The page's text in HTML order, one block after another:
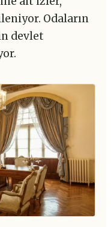
Odaların
devlet